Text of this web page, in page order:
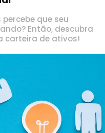
que seu
Então, descubra
carteira de ativos!